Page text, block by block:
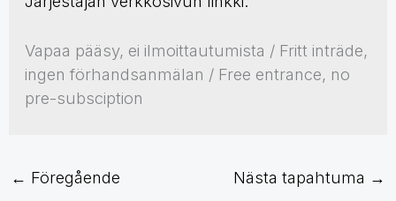
Vapaa pääsy, ei ilmoittautumista / Fritt inträde,
ingen förhandsanmälan / Free entrance, no
pre-subsciption
← Föregående
Nästa tapahtuma →